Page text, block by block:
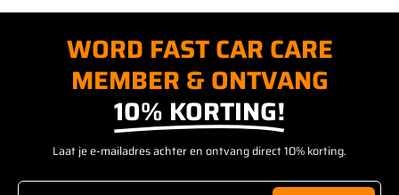
WORD FAST CAR CARE
MEMBER & ONTVANG
10% KORTING!
Laat je e-mailadres achter en ontvang direct 10% korting.